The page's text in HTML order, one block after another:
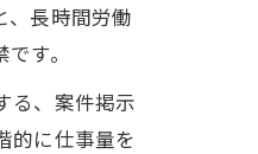
、長時間労働
す。
る、案件掲示
的に仕事量を